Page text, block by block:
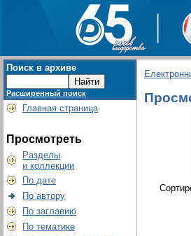
Поиск в архиве
Расширенный поиск
Главная страница
Просмотреть
Разделы
и коллекции
По дате
По автору
По заглавию
По тематике